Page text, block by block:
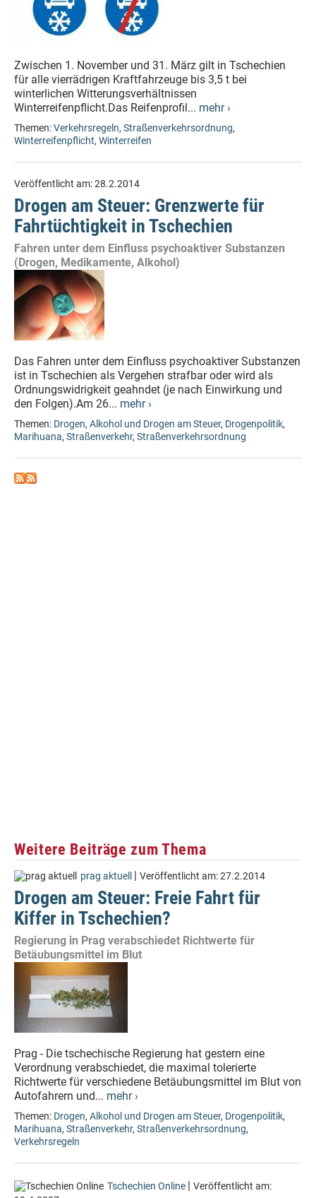
Zwischen 1. November und 31. März gilt in Tschechien
für alle vierrädrigen Kraftfahrzeuge bis 3,5 t bei
winterlichen Witterungsverhältnissen
Winterreifenpflicht.Das Reifenprofil... mehr ›
Themen:Verkehrsregeln, Straßenverkehrsordnung,
Winterreifenpflicht, Winterreifen
Veröffentlicht am:28.2.2014
Drogen am Steuer: Grenzwerte für
Fahrtüchtigkeit in Tschechien
Fahren unter dem Einfluss psychoaktiver Substanzen
(Drogen, Medikamente, Alkohol)
Das Fahren unter dem Einfluss psychoaktiver Substanzen
ist in Tschechien als Vergehen strafbar oder wird als
Ordnungswidrigkeit geahndet (je nach Einwirkung und
den Folgen).Am 26... mehr ›
Themen: Drogen, Alkohol und Drogen am Steuer, Drogenpolitik,
Marihuana, Straßenverkehr, Straßenverkehrsordnung
Weitere Beiträge zum Thema
prag aktuell | Veröffentlicht am:27.2.2014
Drogen am Steuer: Freie Fahrt für
Kiffer in Tschechien?
Regierung in Prag verabschiedet Richtwerte für
Betäubungsmittel im Blut
Prag - Die tschechische Regierung hat gestern eine
Verordnung verabschiedet, die maximal tolerierte
Richtwerte für verschiedene Betäubungsmittel im Blut von
Autofahrern und... mehr ›
Themen: Drogen, Alkohol und Drogen am Steuer, Drogenpolitik,
Marihuana, Straßenverkehr, Straßenverkehrsordnung,
Verkehrsregeln
Tschechien Online | Veröffentlicht am: